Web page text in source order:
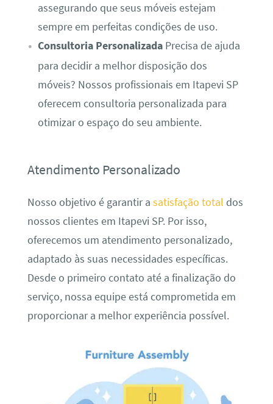
assegurando que seus móveis estejam
sempre em perfeitas condições de uso.
Consultoria PersonalizadaPrecisa de ajuda
para decidir a melhor disposição dos
móveis? Nossos profissionais em Itapevi SP
oferecem consultoria personalizada para
otimizar o espaço do seu ambiente.
Atendimento Personalizado
Nosso objetivo é garantir a satisfação total dos
nossos clientes em Itapevi SP. Por isso,
oferecemos um atendimento personalizado,
adaptado às suas necessidades específicas.
Desde o primeiro contato até a finalização do
serviço, nossa equipe está comprometida em
proporcionar a melhor experiência possível.